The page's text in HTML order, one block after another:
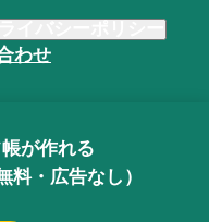
が作れる
料・広告なし）
わせ
Reserved.